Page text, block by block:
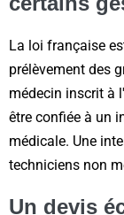
La loi française
prélèvement des
médecin inscrit à
être confiée à un
médicale. Une
techniciens non
Un devis